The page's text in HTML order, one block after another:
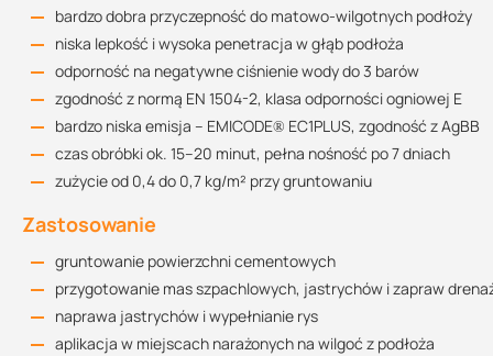
bardzo dobra przyczepność do matowo-wilgotnych podłoży
niska lepkość i wysoka penetracja w głąb podłoża
odporność na negatywne ciśnienie wody do 3 barów
zgodność z normą EN 1504-2, klasa odporności ogniowej E
bardzo niska emisja – EMICODE® EC1PLUS, zgodność z AgBB
czas obróbki ok. 15–20 minut, pełna nośność po 7 dniach
zużycie od 0,4 do 0,7 kg/m² przy gruntowaniu
Zastosowanie
gruntowanie powierzchni cementowych
przygotowanie mas szpachlowych, jastrychów i zapraw
naprawa jastrychów i wypełnianie rys
aplikacja w miejscach narażonych na wilgoć z podłoża